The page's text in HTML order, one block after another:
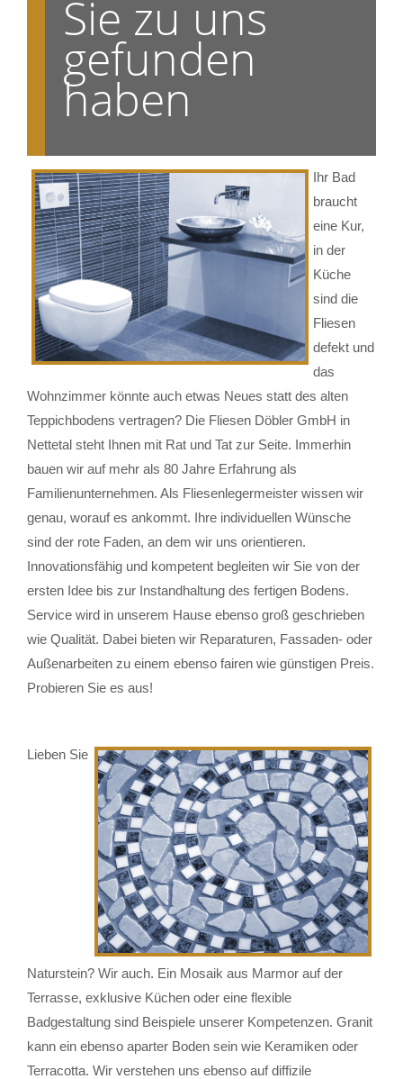
Sie zu uns
gefunden
haben
Ihr Bad
braucht
eine Kur,
in der
Küche
sind die
Fliesen
defekt und
das
Wohnzimmer könnte auch etwas Neues statt des alten
Teppichbodens vertragen? Die Fliesen Döbler GmbH in
Nettetal steht Ihnen mit Rat und Tat zur Seite. Immerhin
bauen wir auf mehr als 80 Jahre Erfahrung als
Familienunternehmen. Als Fliesenlegermeister wissen wir
genau, worauf es ankommt. Ihre individuellen Wünsche
sind der rote Faden, an dem wir uns orientieren.
Innovationsfähig und kompetent begleiten wir Sie von der
ersten Idee bis zur Instandhaltung des fertigen Bodens.
Service wird in unserem Hause ebenso groß geschrieben
wie Qualität. Dabei bieten wir Reparaturen, Fassaden- oder
Außenarbeiten zu einem ebenso fairen wie günstigen Preis.
Probieren Sie es aus!
Lieben Sie
Naturstein? Wir auch. Ein Mosaik aus Marmor auf der
Terrasse, exklusive Küchen oder eine flexible
Badgestaltung sind Beispiele unserer Kompetenzen. Granit
kann ein ebenso aparter Boden sein wie Keramiken oder
Terracotta. Wir verstehen uns ebenso auf diffizile